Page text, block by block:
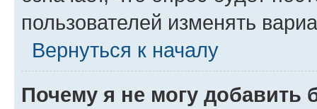
пользователей изменять
Вернуться к началу
Почему я не могу добавить